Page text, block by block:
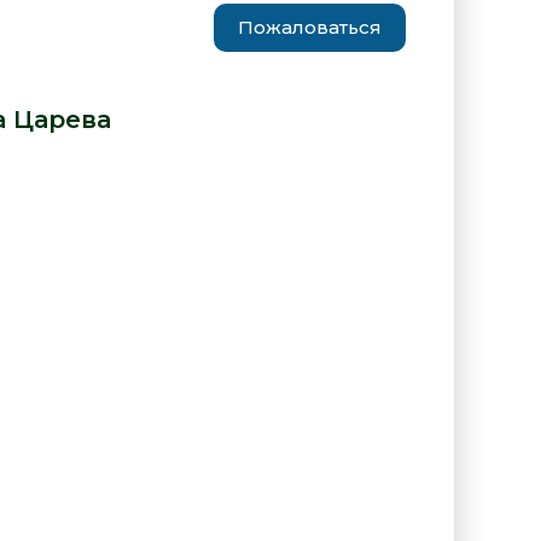
Пожаловаться
Царева